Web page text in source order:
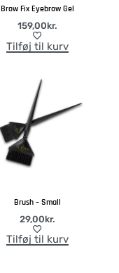
Brow Fix Eyebrow Gel
159,00kr.
Tilføj til kurv
Brush – Small
29,00kr.
Tilføj til kurv